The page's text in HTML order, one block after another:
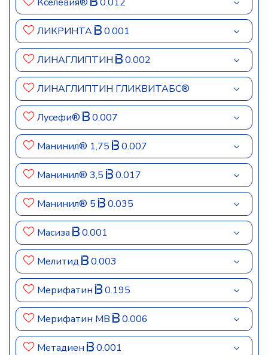
ЛИКРИНТА 0.001
ЛИНАГЛИПТИН 0.002
ЛИНАГЛИПТИН ГЛИКВИТАБС®
Лусефи® 0.007
Манинил® 1,75 0.007
Манинил® 3,5 0.017
Манинил® 5 0.035
Масиза 0.001
Мелитид 0.003
Мерифатин 0.195
Мерифатин МВ 0.006
Метадиен 0.001